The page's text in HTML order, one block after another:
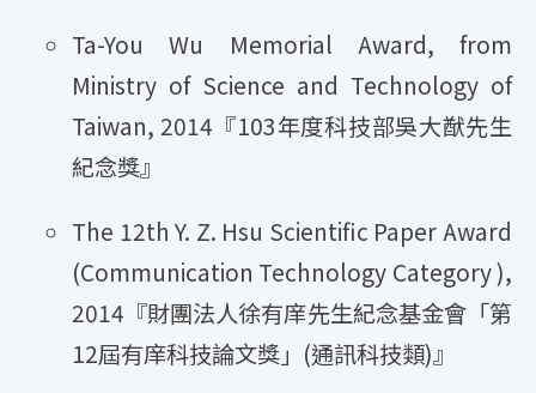
Ta-You Wu Memorial Award, from
Ministry of Science and Technology of
Taiwan, 2014『103年度科技部吳大猷先生
紀念獎』
The 12th Y. Z. Hsu Scientific Paper Award
(Communication Technology Category ),
2014『財團法人徐有庠先生紀念基金會「第
12屆有庠科技論文獎」(通訊科技類)』